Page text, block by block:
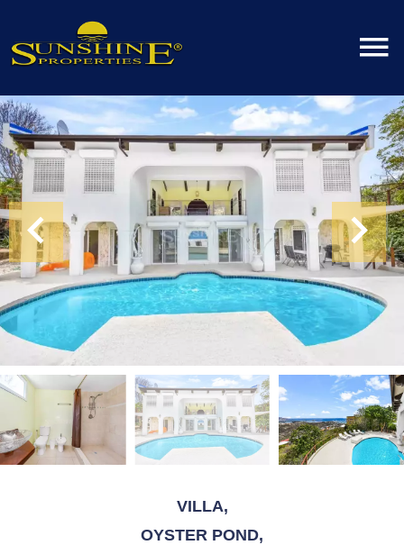
VILLA,
OYSTER POND,